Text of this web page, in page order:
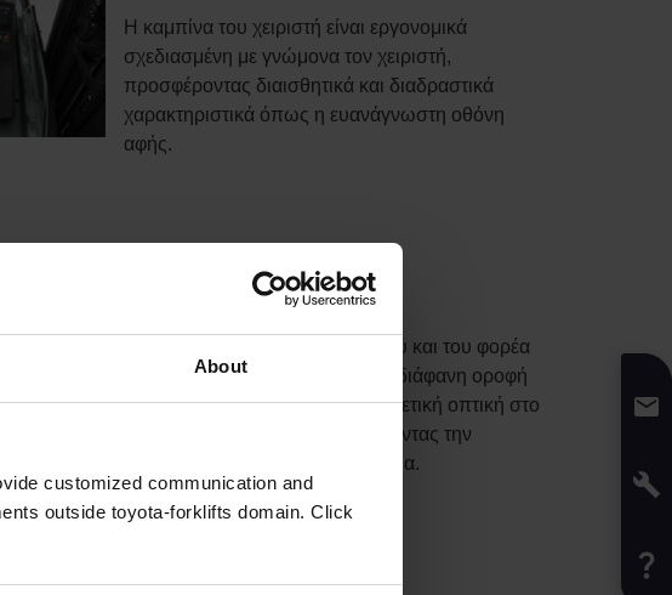
About
customized communication and
outside toyota-forklifts domain. Click
Η καμπίνα του χειριστή είναι εργονομικά
σχεδιασμένη με γνώμονα τον χειριστή,
προσφέροντας διαισθητικά και διαδραστικά
χαρακτηριστικά όπως η ευανάγνωστη οθόνη
αφής.
Totalview Concept
Ο καθαρός σχεδιασμός του ιστού και του φορέα
πιρουνιών σε συνδυασμό με τη διάφανη οροφή
προσφέρουν στον χειριστή εξαιρετική οπτική στο
φορτίο ανά πάσα στιγμή, αυξάνοντας την
παραγωγικότητα και την ασφάλεια.